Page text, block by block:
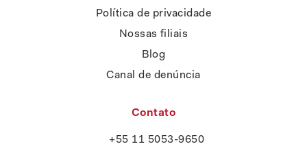
Política de privacidade
Nossas filiais
Blog
Canal de denúncia
Contato
+55 11 5053-9650